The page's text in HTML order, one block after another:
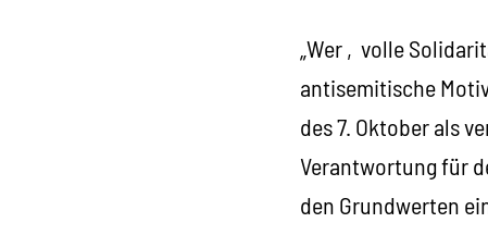
„Wer ‚volle
antisemitische
des 7. Oktober als
Verantwortung für
den Grundwerten